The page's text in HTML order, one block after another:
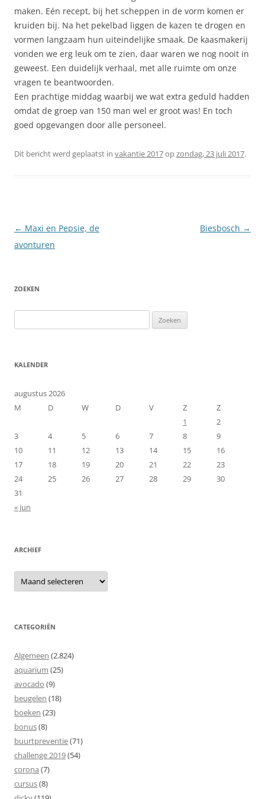
maken. Eén recept, bij het scheppen in de vorm komen er
kruiden bij. Na het pekelbad liggen de kazen te drogen en
vormen langzaam hun uiteindelijke smaak. De kaasmakerij
vonden we erg leuk om te zien, daar waren we nog nooit in
geweest. Een duidelijk verhaal, met alle ruimte om onze
vragen te beantwoorden.
Een prachtige middag waarbij we wat extra geduld hadden
omdat de groep van 150 man wel er groot was! En toch
goed opgevangen door alle personeel.
Dit bericht werd geplaatst in vakantie 2017opzondag, 23 juli 2017.
Berichtnavigatie
← Maxi en Pepsie, de
avonturen
Biesbosch →
ZOEKEN
naar:
KALENDER
augustus 2026
M
D W D V Z
Z
1
2
3
4 5 6 7 8
9
10
11 12 13 14 15
16
17
18 19 20 21 22
23
24
25 26 27 28 29
30
31
« jun
ARCHIEF
Archief
CATEGORIËN
Algemeen (2.824)
aquarium (25)
avocado (9)
beugelen (18)
boeken (23)
bonus(8)
buurtpreventie(71)
challenge 2019(54)
corona (7)
cursus(8)